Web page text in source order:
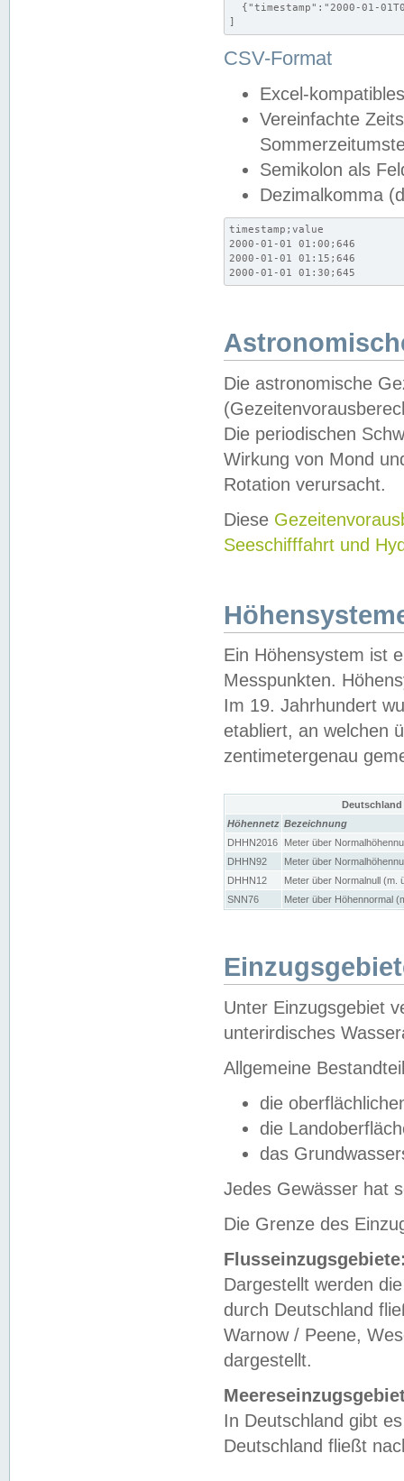
{"timestamp":"2000-01-
]
CSV-Format
Excel-
Vereinfachte
Semikolon als
Dezimalkomma
timestamp;value
2000-01-01 01:00;646
2000-01-01 01:15;646
2000-01-01 01:30;645
Die astronomische
Die periodischen
Wirkung von Mond
Rotation verursacht.
Diese
Seeschifffahrt und
Ein Höhensystem ist
Messpunkten.
Im 19. Jahrhundert
etabliert, an welchen
zentimetergenau
Höhennetz Bezeichnung
DHHN2016
Meter über
DHHN92
Meter über
DHHN12
Meter über Normalnull (m.
SNN76
Meter über Höhennormal
Unter Einzugsgebiet
unterirdisches
Allgemeine
die
die
das
Jedes Gewässer hat
Die Grenze des
Dargestellt werden
durch Deutschland
Warnow / Peene,
dargestellt.
In Deutschland gibt
Deutschland fließt